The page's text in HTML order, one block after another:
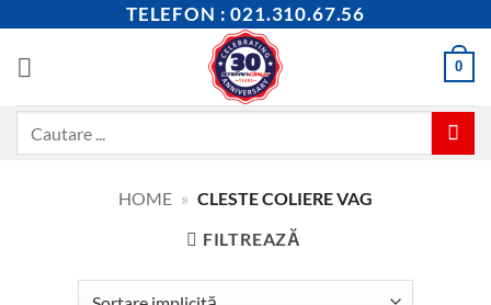
content
TELEFON : 021.310.67.56
0
HOME » CLESTE COLIERE VAG
FILTREAZĂ